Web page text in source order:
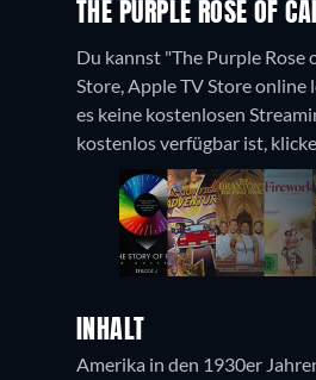
THE PURPLE ROSE OF
Du kannst "The Purple Rose
Store, Apple TV Store online
es keine kostenlosen
kostenlos verfügbar ist,
INHALT
Amerika in den 1930er